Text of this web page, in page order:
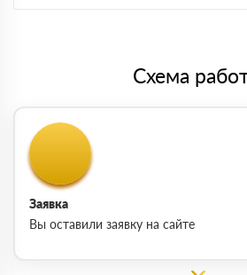
Схема
Заявка
Вы оставили заявку на сайте